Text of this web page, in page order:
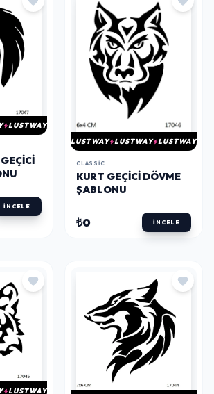
LUSTWAY
İNCELE
LUSTWAY LUSTWAY LUSTWAY
CLASSIC
KURT GEÇICI DÖVME
ŞABLONU
₺0 İNCELE
LUSTWAY